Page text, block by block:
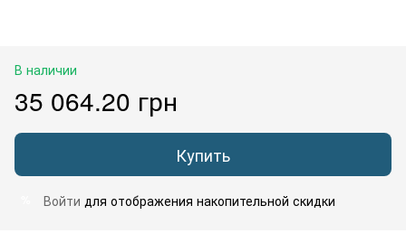
В наличии
35 064.20 грн
Купить
Войти для отображения накопительной скидки